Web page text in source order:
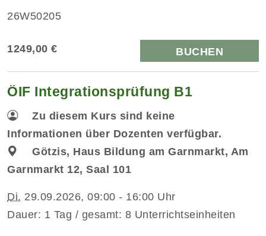
26W50205
1249,00 € BUCHEN
ÖIF Integrationsprüfung B1
Zu diesem Kurs sind keine
Informationen über Dozenten verfügbar.
Götzis, Haus Bildung am Garnmarkt, Am
Garnmarkt 12, Saal 101
Di. 29.09.2026, 09:00 - 16:00 Uhr
Dauer: 1 Tag / gesamt: 8 Unterrichtseinheiten